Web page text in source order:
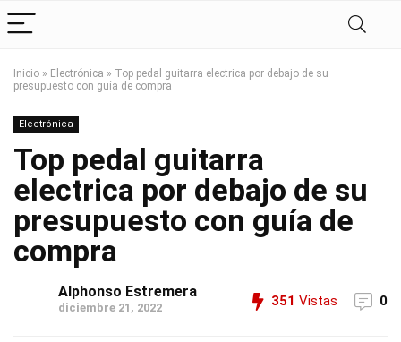
Inicio » Electrónica » Top pedal guitarra electrica por debajo de su
presupuesto con guía de compra
Electrónica
Top pedal guitarra
electrica por debajo de su
presupuesto con guía de
compra
Alphonso Estremera
diciembre 21, 2022 351 Vistas 0